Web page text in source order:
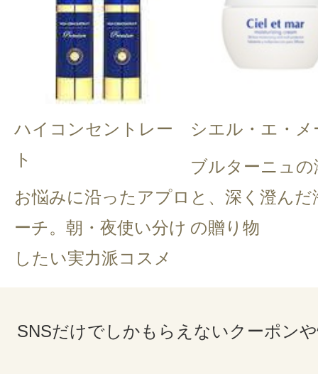
ハイコンセントレー
ト
お悩みに沿ったアプロ
ーチ。朝・夜使い分け
したい実力派コスメ
シエル・エ・メ
ブルターニュの
と、深く澄んだ
の贈り物
SNSだけでしかもらえないクーポン